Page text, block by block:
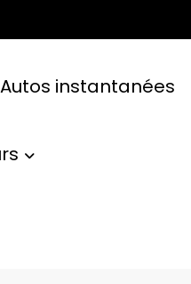
Autos instantanées